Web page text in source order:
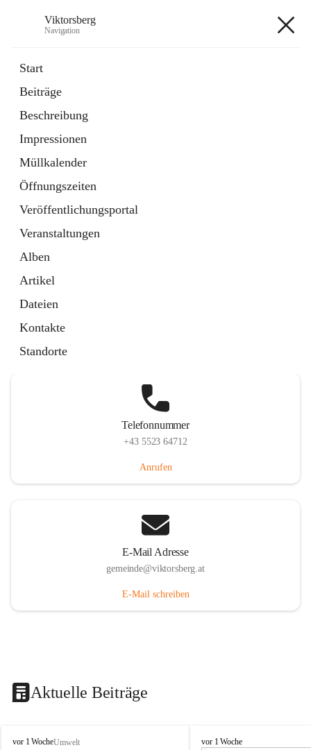
Viktorsberg
Navigation
Start
Beiträge
Beschreibung
Impressionen
Müllkalender
Öffnungszeiten
Veröffentlichungsportal
Veranstaltungen
Alben
Artikel
Dateien
Kontakte
Standorte
1 Schnellzugriff
Bürgerservice
10 Schnellzugriffe
Telefonnummer
+43 5523 64712
Anrufen
E-Mail Adresse
gemeinde@viktorsberg.at
E-Mail schreiben
Aktuelle Beiträge
V
vor 1 WocheUmwelt
V
vor 1 Woche